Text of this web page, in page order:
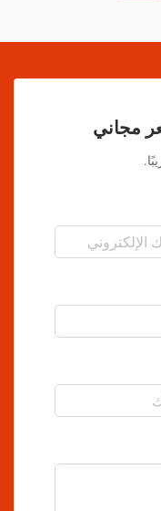
مجاني